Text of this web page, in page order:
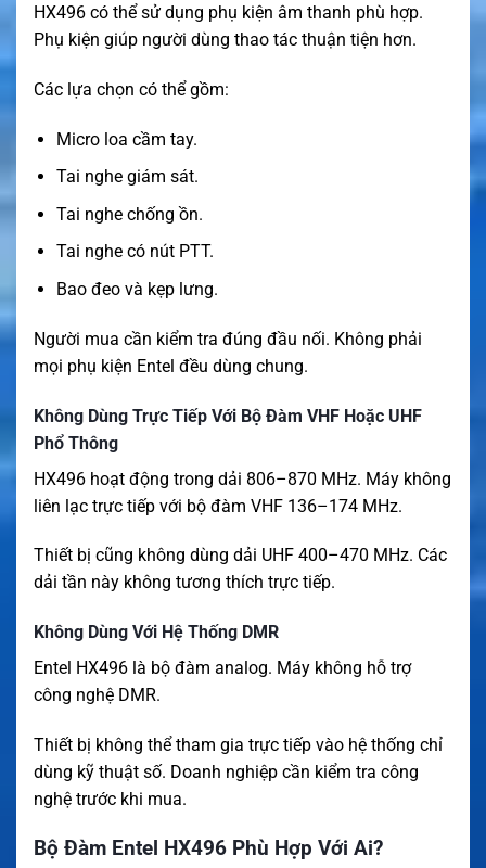
HX496 có thể sử dụng phụ kiện âm thanh phù hợp.
Phụ kiện giúp người dùng thao tác thuận tiện hơn.
Các lựa chọn có thể gồm:
Micro loa cầm tay.
Tai nghe giám sát.
Tai nghe chống ồn.
Tai nghe có nút PTT.
Bao đeo và kẹp lưng.
Người mua cần kiểm tra đúng đầu nối. Không phải
mọi phụ kiện Entel đều dùng chung.
Không Dùng Trực Tiếp Với Bộ Đàm VHF Hoặc UHF
Phổ Thông
HX496 hoạt động trong dải 806–870 MHz. Máy không
liên lạc trực tiếp với bộ đàm VHF 136–174 MHz.
Thiết bị cũng không dùng dải UHF 400–470 MHz. Các
dải tần này không tương thích trực tiếp.
Không Dùng Với Hệ Thống DMR
Entel HX496 là bộ đàm analog. Máy không hỗ trợ
công nghệ DMR.
Thiết bị không thể tham gia trực tiếp vào hệ thống chỉ
dùng kỹ thuật số. Doanh nghiệp cần kiểm tra công
nghệ trước khi mua.
Bộ Đàm Entel HX496 Phù Hợp Với Ai?